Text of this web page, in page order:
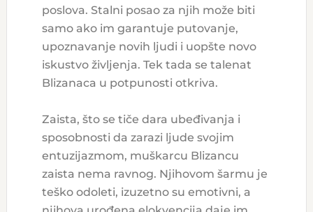
poslova. Stalni posao za njih može biti
samo ako im garantuje putovanje,
upoznavanje novih ljudi i uopšte novo
iskustvo življenja. Tek tada se talenat
Blizanaca u potpunosti otkriva.
Zaista, što se tiče dara ubeđivanja i
sposobnosti da zarazi ljude svojim
entuzijazmom, muškarcu Blizancu
zaista nema ravnog. Njihovom šarmu je
teško odoleti, izuzetno su emotivni, a